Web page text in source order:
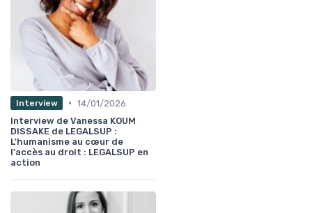
Interview • 14/01/2026
Interview de Vanessa KOUM
DISSAKE de LEGALSUP :
L'humanisme au cœur de
l'accès au droit : LEGALSUP en
action